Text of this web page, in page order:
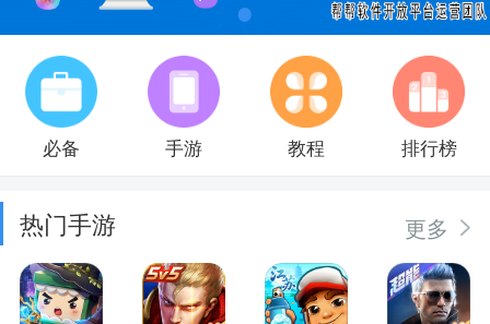
必备 手游 教程 排行榜
热门手游 更多